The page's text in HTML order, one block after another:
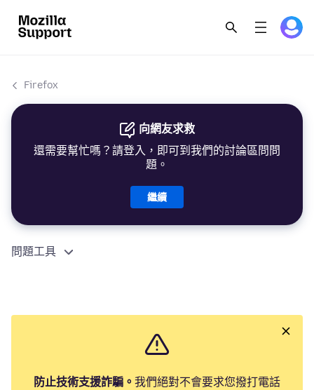
Firefox
向網友求救
還需要幫忙嗎？請登入，即可到我們的討論區問問
題。
繼續
問題工具
防止技術支援詐騙。 我們絕對不會要求您撥打電話